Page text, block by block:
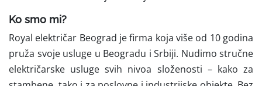
Ko smo mi?
Royal električar Beograd je firma koja više od 10 godina
pruža svoje usluge u Beogradu i Srbiji. Nudimo stručne
električarske usluge svih nivoa složenosti – kako za